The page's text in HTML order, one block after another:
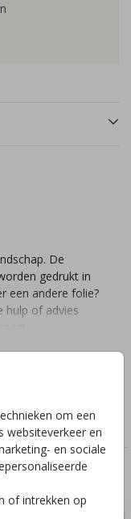
om een
websiteverkeer en
en sociale
of intrekken op
De
gedrukt in
een andere folie?
hulp of advies
ook leuk